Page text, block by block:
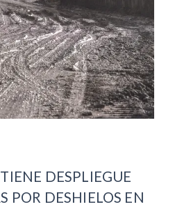
DESPLIEGUE
POR DESHIELOS EN